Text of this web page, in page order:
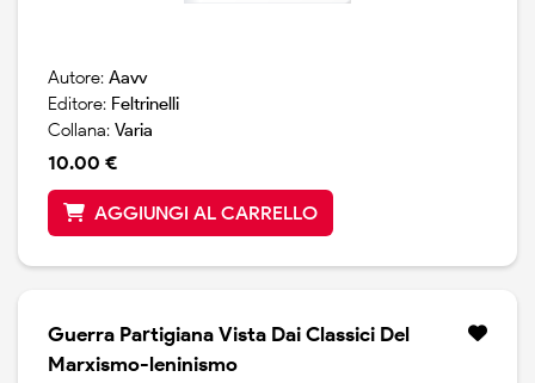
Autore: Aavv
Editore: Feltrinelli
Collana: Varia
10.00 €
AGGIUNGI AL CARRELLO
Guerra Partigiana Vista Dai Classici Del
Marxismo-leninismo